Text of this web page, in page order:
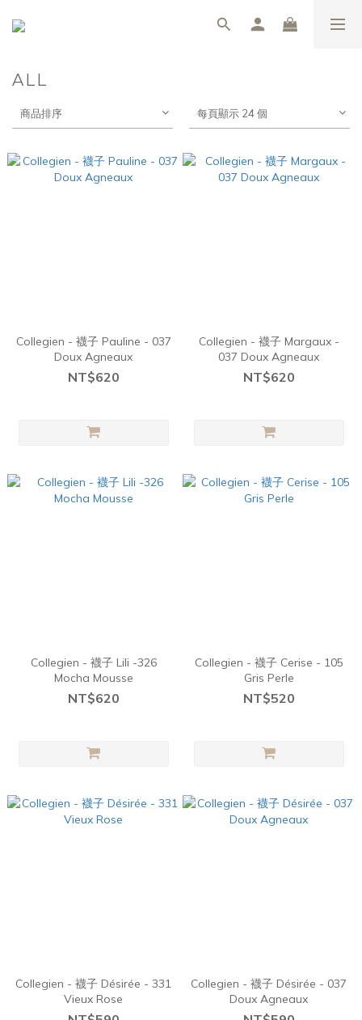
ALL
商品排序 每頁顯示 24 個
Collegien - 襪子 Pauline - 037
Doux Agneaux
NT$620
Collegien - 襪子 Margaux -
037 Doux Agneaux
NT$620
Collegien - 襪子 Lili -326
Mocha Mousse
NT$620
Collegien - 襪子 Cerise - 105
Gris Perle
NT$520
Collegien - 襪子 Désirée - 331
Vieux Rose
Collegien - 襪子 Désirée - 037
Doux Agneaux